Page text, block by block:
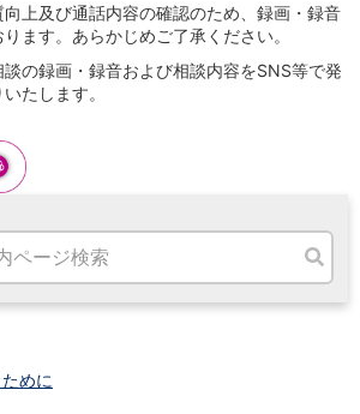
めに
上及び通話内容の確認のため、録画・録音
ます。あらかじめご了承ください。
の録画・録音および相談内容をSNS等で発
たします。